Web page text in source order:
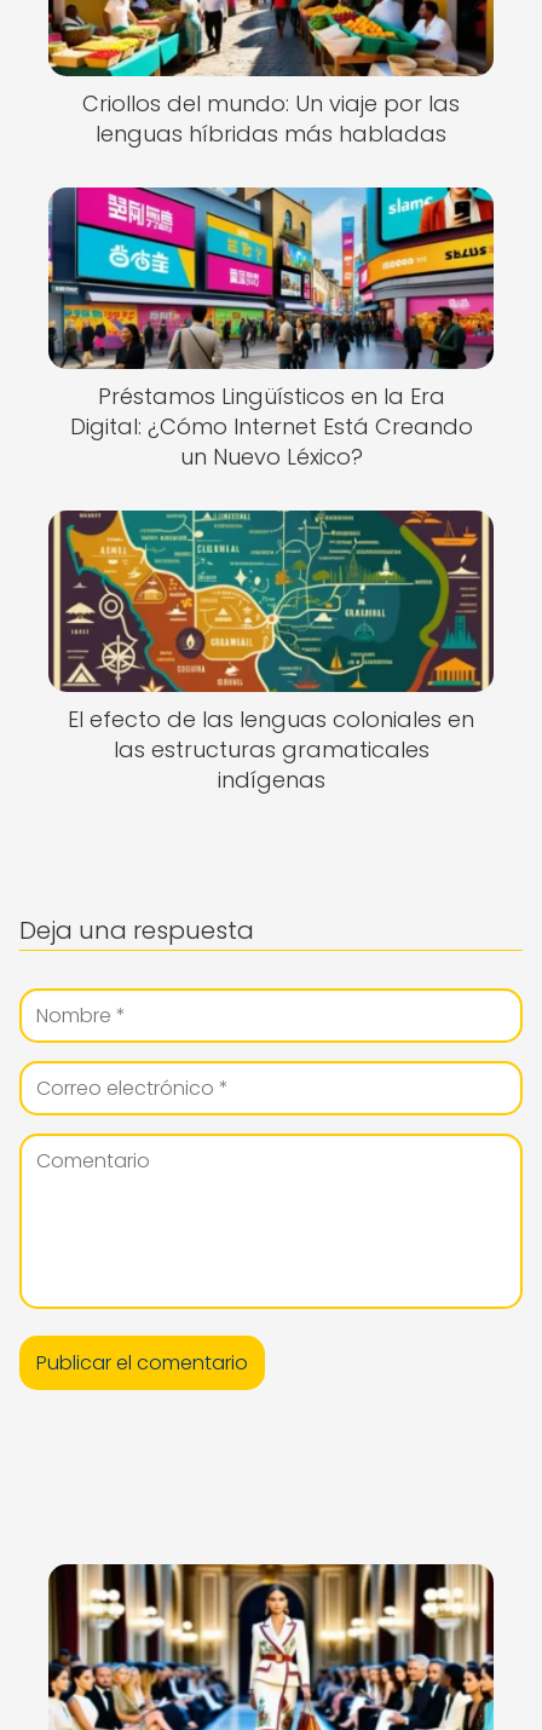
Criollos del mundo: Un viaje por las
lenguas híbridas más habladas
Préstamos Lingüísticos en la Era
Digital: ¿Cómo Internet Está Creando
un Nuevo Léxico?
El efecto de las lenguas coloniales en
las estructuras gramaticales
indígenas
Deja una respuesta